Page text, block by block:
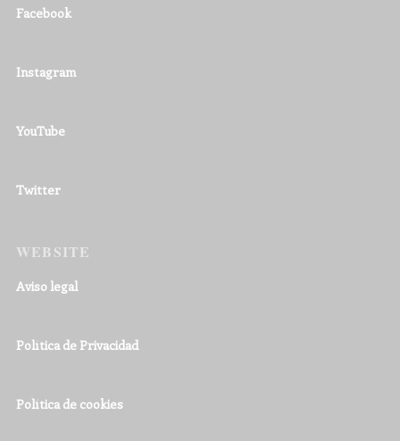
Facebook
Instagram
YouTube
Twitter
WEBSITE
Aviso legal
Política de Privacidad
Política de cookies